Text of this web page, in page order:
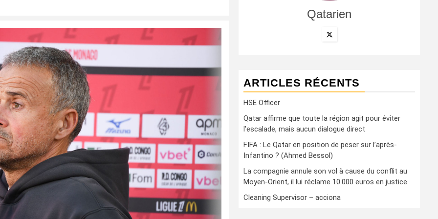
Qatarien
ARTICLES RÉCENTS
HSE Officer
Qatar affirme que toute la région agit pour éviter
l’escalade, mais aucun dialogue direct
FIFA : Le Qatar en position de peser sur l’après-
Infantino ? (Ahmed Bessol)
La compagnie annule son vol à cause du conflit au
Moyen-Orient, il lui réclame 10.000 euros en justice
Cleaning Supervisor – acciona